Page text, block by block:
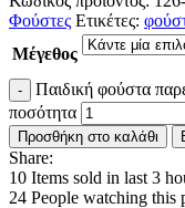
Φούστες Ετικέτες:
Μέγεθος
Παιδική φούστα
ποσότητα
Προσθήκη στο καλάθι
Share:
10 Items sold in last 3
24 People watching this